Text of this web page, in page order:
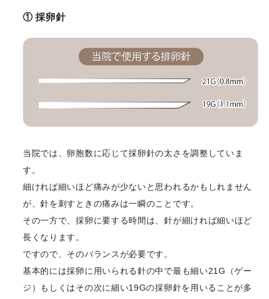
① 採卵針
当院では、卵胞数に応じて採卵針の太さを調整していま
す。
細ければ細いほど痛みが少ないと思われるかもしれません
が、針を刺すときの痛みは一瞬のことです。
その一方で、採卵に要する時間は、針が細ければ細いほど
長くなります。
ですので、そのバランスが必要です。
基本的には採卵に用いられる針の中で最も細い21G（ゲー
ジ）もしくはその次に細い19Gの採卵針を用いることが多